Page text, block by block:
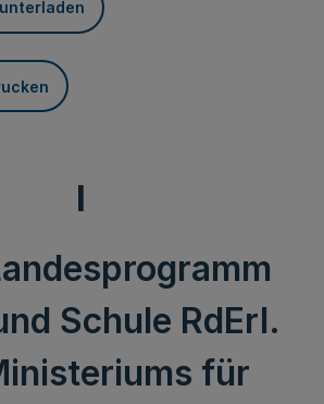
I
Schule RdErl.
für